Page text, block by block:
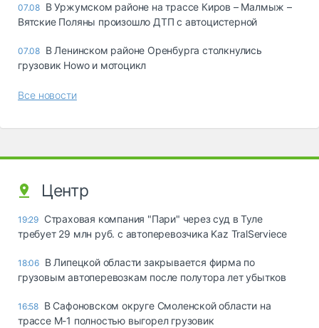
07.08 В Уржумском районе на трассе Киров – Малмыж –
Вятские Поляны произошло ДТП с автоцистерной
07.08 В Ленинском районе Оренбурга столкнулись
грузовик Howo и мотоцикл
Все новости
Центр
19:29 Страховая компания "Пари" через суд в Туле
требует 29 млн руб. с автоперевозчика Kaz TralServiece
18:06 В Липецкой области закрывается фирма по
грузовым автоперевозкам после полутора лет убытков
16:58 В Сафоновском округе Смоленской области на
трассе М-1 полностью выгорел грузовик